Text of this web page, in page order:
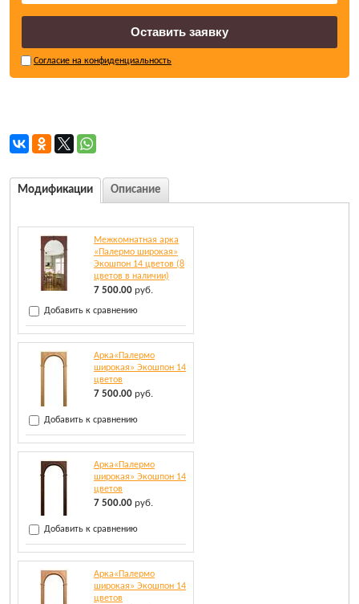
Согласие на конфиденциальность
Модификации Описание
Межкомнатная арка
«Палермо широкая»
Экошпон 14 цветов (8
цветов в наличии)
7 500.00 руб.
Добавить к сравнению
Арка«Палермо
широкая» Экошпон 14
цветов
7 500.00 руб.
Добавить к сравнению
Арка«Палермо
широкая» Экошпон 14
цветов
7 500.00 руб.
Добавить к сравнению
Арка«Палермо
широкая» Экошпон 14
цветов